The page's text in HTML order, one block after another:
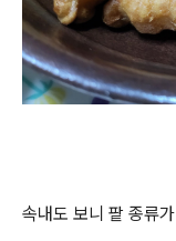
속내도 보니 팥 종류